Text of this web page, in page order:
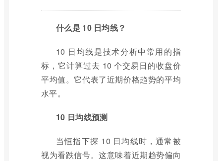
什么是 10 日均线？
10 日均线是技术分析中常用的指
标，它计算过去 10 个交易日的收盘价
平均值。它代表了近期价格趋势的平均
水平。
10 日均线预测
当恒指下探 10 日均线时，通常被
视为看跌信号。这意味着近期趋势偏向